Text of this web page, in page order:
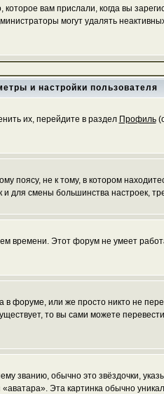
вам прислали, когда вы
могут удалять
и настройки пользователя
их, перейдите в раздел Профиль
поясу, не к тому, в котором
для смены большинства настроек,
времени. Этот форум не умеет
в форуме, или же просто никто не
то вы сами можете
званию, обычно это звёздочки,
Эта картинка обычно